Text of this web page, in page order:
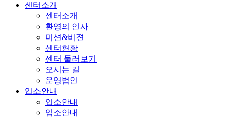
센터소개
센터소개
환영의 인사
미션&비젼
센터현황
센터 둘러보기
오시는 길
운영법인
입소안내
입소안내
입소안내